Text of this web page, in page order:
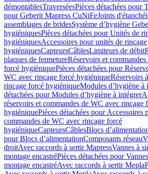
démontablesTraverséesPièces détachées pour
pour Geberit Mapress CuNiFeJoints
assemblages de bridesSystème d’hygiène
hygiéniquesPièces détachées pour Unités de
hygiéniquesAccessoires pour unités de rinçage
hygiéniquesCapteursCâblesLimiteurs de débit
plaques de fermetureRéservoirs et
forcé hygiéniquePièces détachées pour
WC avec rinçage forcé hygiéniqueRéservoirs
rinçage forcé hygiéniqueModules d’hygiène à
détachées pour Modules d’hygiène à intégrer
réservoirs et commandes de WC avec rinçage
hygiéniquePièces détachées pour Accessoires
commandes de WC avec rinçage forcé
hygiéniqueCapteursCâblesBlocs
pour Blocs d’alimentationComposants réseau
droitAvec raccords à sertir MapressVannes à
montage encastréPièces détachées pour
montage encastréAvec raccords à sertir Mepla